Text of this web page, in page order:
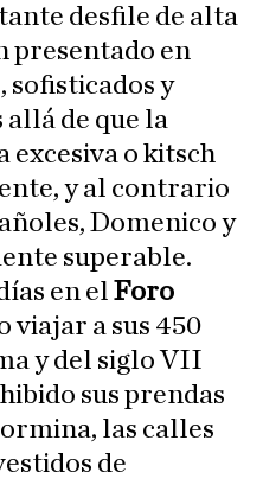
desfile de alta
presentado en
sofisticados y
de que la
excesiva o kitsch
y al contrario
Domenico y
superable.
en el Foro
viajar a sus 450
y del siglo VII
sus prendas
las calles
de